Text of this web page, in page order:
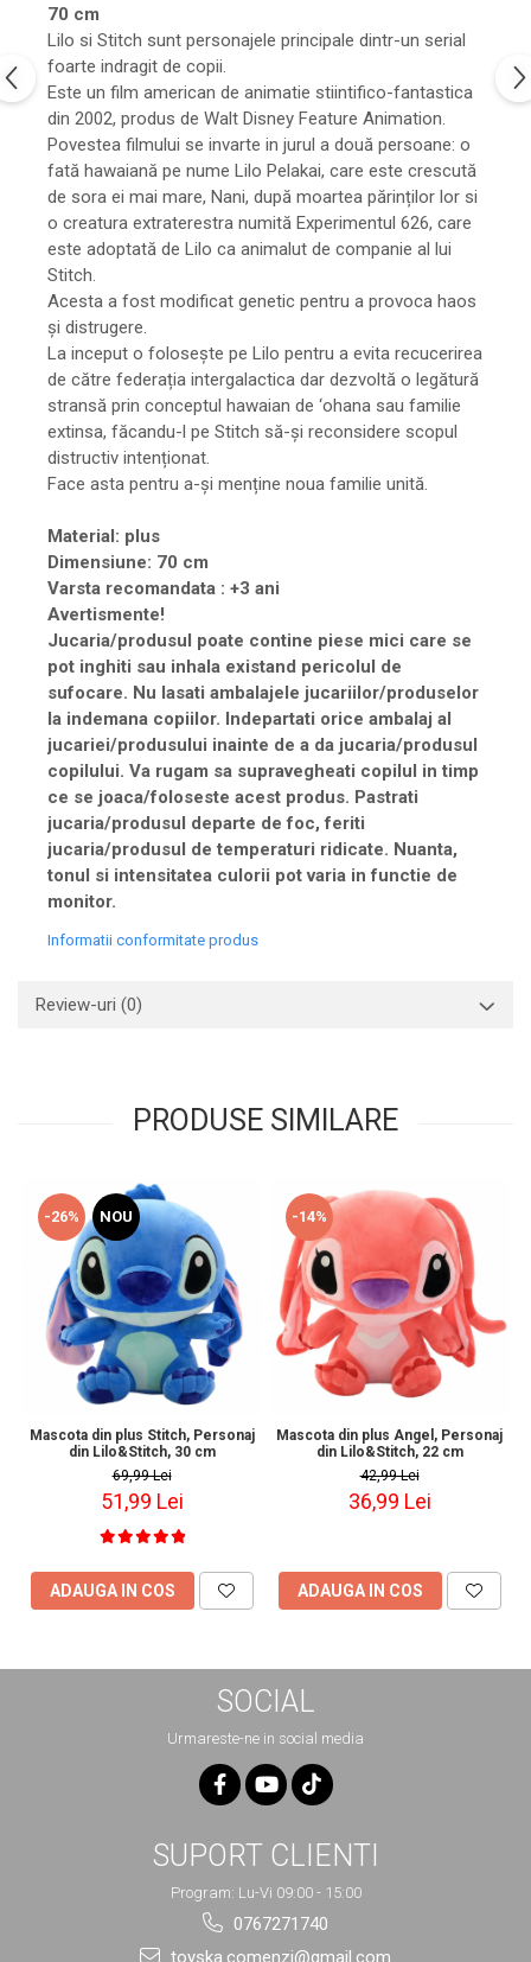
70 cm
Lilo si Stitch sunt personajele principale dintr-un serial
foarte indragit de copii.
Este un film american de animatie stiintifico-fantastica
din 2002, produs de Walt Disney Feature Animation.
Povestea filmului se invarte in jurul a două persoane: o
fată hawaiană pe nume Lilo Pelakai, care este crescută
de sora ei mai mare, Nani, după moartea părinților lor si
o creatura extraterestra numită Experimentul 626, care
este adoptată de Lilo ca animalut de companie al lui
Stitch.
Acesta a fost modificat genetic pentru a provoca haos
și distrugere.
La inceput o folosește pe Lilo pentru a evita recucerirea
de către federația intergalactica dar dezvoltă o legătură
stransă prin conceptul hawaian de ‘ohana sau familie
extinsa, făcandu-l pe Stitch să-și reconsidere scopul
distructiv intenționat.
Face asta pentru a-și menține noua familie unită.
Material: plus
Dimensiune: 70 cm
Varsta recomandata : +3 ani
Avertismente!
Jucaria/produsul poate contine piese mici care se
pot inghiti sau inhala existand pericolul de
sufocare. Nu lasati ambalajele jucariilor/produselor
la indemana copiilor. Indepartati orice ambalaj al
jucariei/produsului inainte de a da jucaria/produsul
copilului. Va rugam sa supravegheati copilul in timp
ce se joaca/foloseste acest produs. Pastrati
jucaria/produsul departe de foc, feriti
jucaria/produsul de temperaturi ridicate. Nuanta,
tonul si intensitatea culorii pot varia in functie de
monitor.
Informatii conformitate produs
Review-uri (0)
PRODUSE SIMILARE
-26% NOU
Mascota din plus Stitch, Personaj
din Lilo&Stitch, 30 cm
69,99 Lei
51,99 Lei
ADAUGA IN COS
-14%
Mascota din plus Angel, Personaj
din Lilo&Stitch, 22 cm
42,99 Lei
36,99 Lei
ADAUGA IN COS
SOCIAL
Urmareste-ne in social media
SUPORT CLIENTI
Program: Lu-Vi 09:00 - 15:00
0767271740
toyska.comenzi@gmail.com